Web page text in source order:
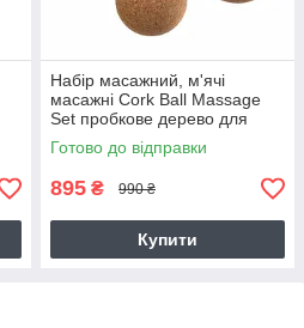
Набір масажний, м'ячі
масажні Cork Ball Massage
Set пробкове дерево для
самомасажу спини, йоги
Готово до відправки
895 ₴ 990 ₴
Купити